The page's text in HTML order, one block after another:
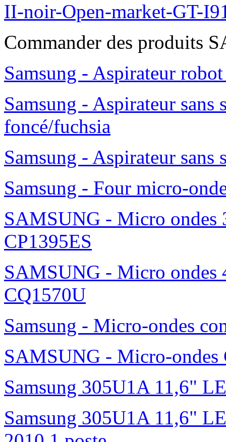
II-noir-Open-market-GT-
Commander des produits
Samsung - Aspirateur
Samsung - Aspirateur
foncé/fuchsia
Samsung - Aspirateur sans
Samsung - Four micro-
SAMSUNG - Micro
CP1395ES
SAMSUNG - Micro
CQ1570U
Samsung - Micro-ondes
SAMSUNG - Micro-ondes
Samsung 305U1A 11,6"
Samsung 305U1A 11,6"